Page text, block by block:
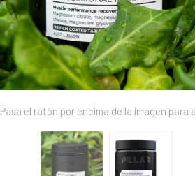
Pasa el ratón por encima de la imagen para